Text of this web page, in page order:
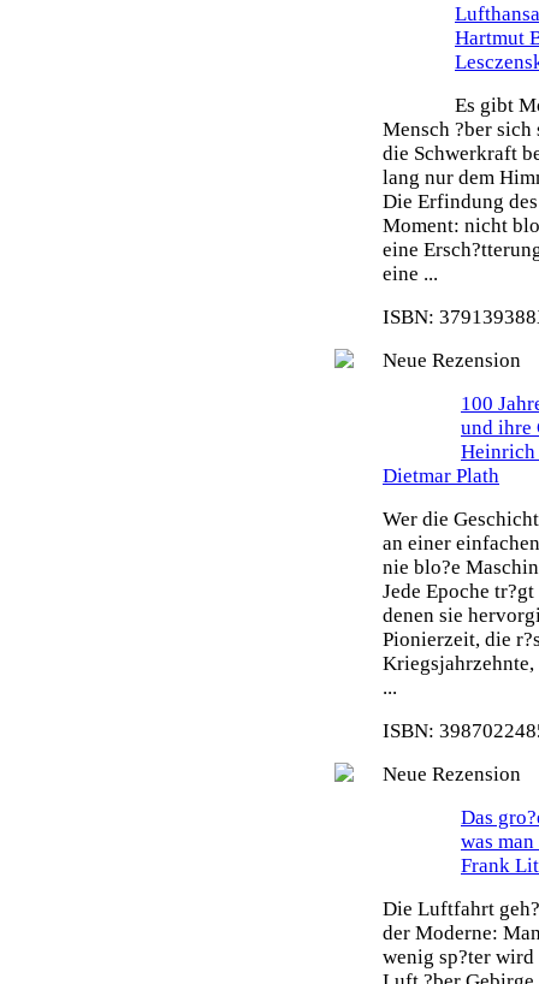
Hartmut
Es gibt
Mensch ?ber sich
die Schwerkraft
lang nur dem
Die Erfindung
Moment: nicht
eine
eine ...
ISBN:
Neue Rezension
100
und ihre
Heinrich
Dietmar Plath
Wer die
an einer
nie blo?e
Jede Epoche
denen sie
Pionierzeit, die
...
ISBN:
Neue Rezension
Das
was
Frank
Die Luftfahrt
der Moderne:
wenig sp?ter wird